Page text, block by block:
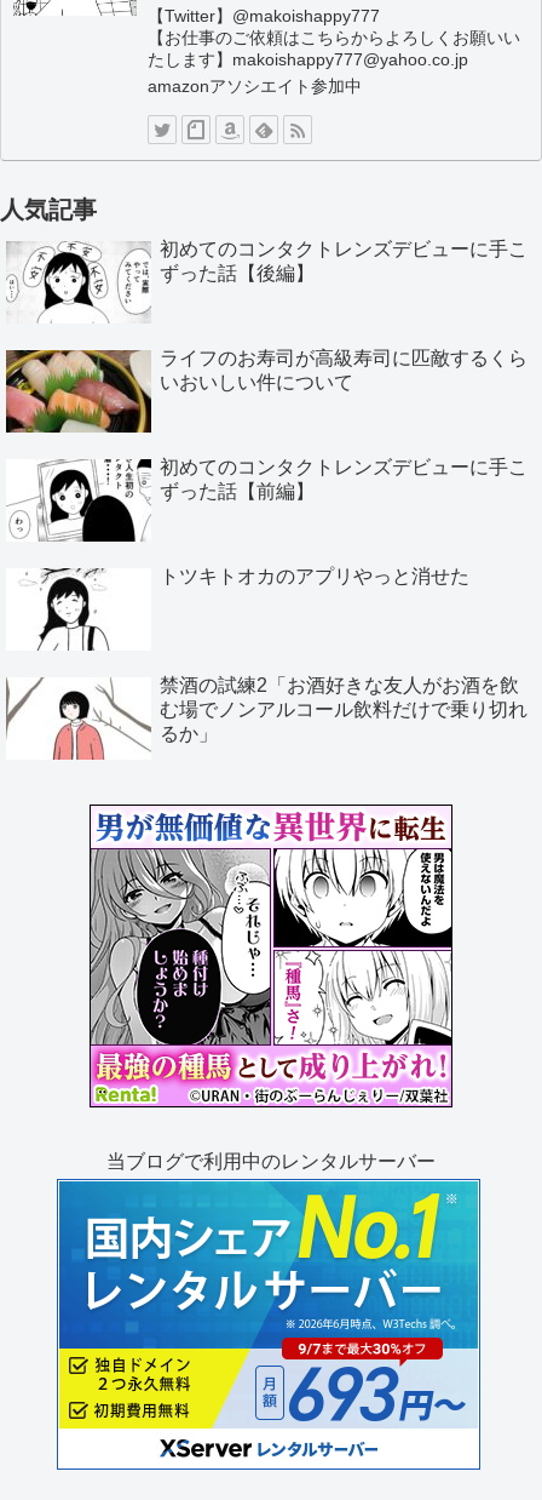
【Twitter】@makoishappy777
【お仕事のご依頼はこちらからよろしくお願いい
たします】makoishappy777@yahoo.co.jp
amazonアソシエイト参加中
人気記事
初めてのコンタクトレンズデビューに手こ
ずった話【後編】
ライフのお寿司が高級寿司に匹敵するくら
いおいしい件について
初めてのコンタクトレンズデビューに手こ
ずった話【前編】
トツキトオカのアプリやっと消せた
禁酒の試練2「お酒好きな友人がお酒を飲
む場でノンアルコール飲料だけで乗り切れ
るか」
当ブログで利用中のレンタルサーバー